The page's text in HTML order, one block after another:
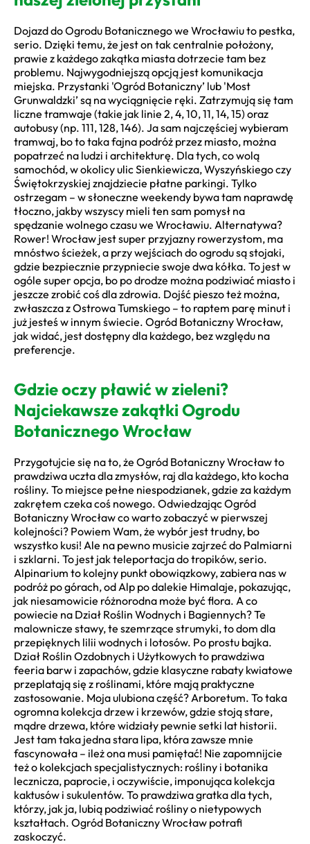
Dojazd do Ogrodu Botanicznego we Wrocławiu to pestka,
serio. Dzięki temu, że jest on tak centralnie położony,
prawie z każdego zakątka miasta dotrzecie tam bez
problemu. Najwygodniejszą opcją jest komunikacja
miejska. Przystanki 'Ogród Botaniczny’ lub 'Most
Grunwaldzki’ są na wyciągnięcie ręki. Zatrzymują się tam
liczne tramwaje (takie jak linie 2, 4, 10, 11, 14, 15) oraz
autobusy (np. 111, 128, 146). Ja sam najczęściej wybieram
tramwaj, bo to taka fajna podróż przez miasto, można
popatrzeć na ludzi i architekturę. Dla tych, co wolą
samochód, w okolicy ulic Sienkiewicza, Wyszyńskiego czy
Świętokrzyskiej znajdziecie płatne parkingi. Tylko
ostrzegam – w słoneczne weekendy bywa tam naprawdę
tłoczno, jakby wszyscy mieli ten sam pomysł na
spędzanie wolnego czasu we Wrocławiu. Alternatywa?
Rower! Wrocław jest super przyjazny rowerzystom, ma
mnóstwo ścieżek, a przy wejściach do ogrodu są stojaki,
gdzie bezpiecznie przypniecie swoje dwa kółka. To jest w
ogóle super opcja, bo po drodze można podziwiać miasto i
jeszcze zrobić coś dla zdrowia. Dojść pieszo też można,
zwłaszcza z Ostrowa Tumskiego – to raptem parę minut i
już jesteś w innym świecie. Ogród Botaniczny Wrocław,
jak widać, jest dostępny dla każdego, bez względu na
preferencje.
Gdzie oczy pławić w zieleni?
Najciekawsze zakątki Ogrodu
Botanicznego Wrocław
Przygotujcie się na to, że Ogród Botaniczny Wrocław to
prawdziwa uczta dla zmysłów, raj dla każdego, kto kocha
rośliny. To miejsce pełne niespodzianek, gdzie za każdym
zakrętem czeka coś nowego. Odwiedzając Ogród
Botaniczny Wrocław co warto zobaczyć w pierwszej
kolejności? Powiem Wam, że wybór jest trudny, bo
wszystko kusi! Ale na pewno musicie zajrzeć do Palmiarni
i szklarni. To jest jak teleportacja do tropików, serio.
Alpinarium to kolejny punkt obowiązkowy, zabiera nas w
podróż po górach, od Alp po dalekie Himalaje, pokazując,
jak niesamowicie różnorodna może być flora. A co
powiecie na Dział Roślin Wodnych i Bagiennych? Te
malownicze stawy, te szemrzące strumyki, to dom dla
przepięknych lilii wodnych i lotosów. Po prostu bajka.
Dział Roślin Ozdobnych i Użytkowych to prawdziwa
feeria barw i zapachów, gdzie klasyczne rabaty kwiatowe
przeplatają się z roślinami, które mają praktyczne
zastosowanie. Moja ulubiona część? Arboretum. To taka
ogromna kolekcja drzew i krzewów, gdzie stoją stare,
mądre drzewa, które widziały pewnie setki lat historii.
Jest tam taka jedna stara lipa, która zawsze mnie
fascynowała – ileż ona musi pamiętać! Nie zapomnijcie
też o kolekcjach specjalistycznych: rośliny i botanika
lecznicza, paprocie, i oczywiście, imponująca kolekcja
kaktusów i sukulentów. To prawdziwa gratka dla tych,
którzy, jak ja, lubią podziwiać rośliny o nietypowych
kształtach. Ogród Botaniczny Wrocław potrafi
zaskoczyć.